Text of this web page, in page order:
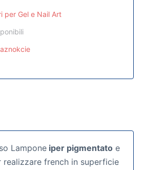
per Gel e Nail Art
Lampone iper pigmentato e
realizzare french in superficie